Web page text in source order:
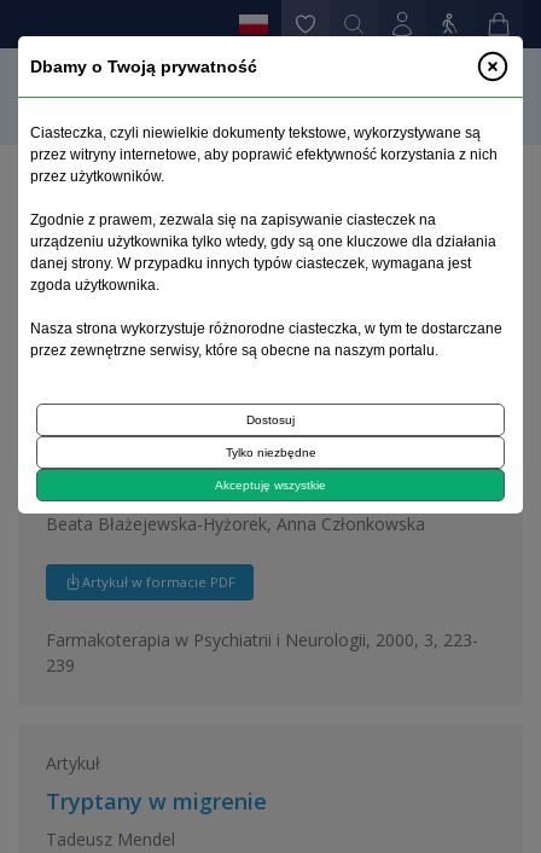
Archiwum 1995–2023
2000, tom 16, zeszyt 3
Statyny a ryzyko udaru mózgu
Beata Błażejewska-Hyżorek, Anna Członkowska
Artykuł w formacie PDF
Farmakoterapia w Psychiatrii i Neurologii, 2000, 3, 223-
239
Artykuł
Tryptany w migrenie
Tadeusz Mendel
Dbamy o Twoją prywatność
Ciasteczka, czyli niewielkie dokumenty tekstowe, wykorzystywane są
przez witryny internetowe, aby poprawić efektywność korzystania z nich
przez użytkowników.
Zgodnie z prawem, zezwala się na zapisywanie ciasteczek na
urządzeniu użytkownika tylko wtedy, gdy są one kluczowe dla działania
danej strony. W przypadku innych typów ciasteczek, wymagana jest
zgoda użytkownika.
Nasza strona wykorzystuje różnorodne ciasteczka, w tym te dostarczane
przez zewnętrzne serwisy, które są obecne na naszym portalu.
Dostosuj
Tylko niezbędne
Akceptuję wszystkie